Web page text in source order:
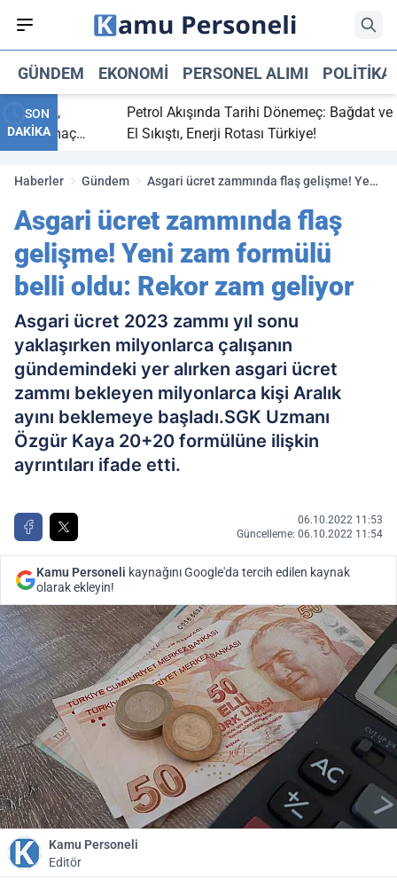
GÜNDEM EKONOMI PERSONEL ALIMI POLITIKA
SON
DAKİKA
bitti,
maç
Petrol Akışında Tarihi Dönemeç: Bağdat ve
El Sıkıştı, Enerji Rotası Türkiye!
Haberler Gündem
Asgari ücret zammında flaş gelişme! Yeni
Asgari ücret zammında flaş
gelişme! Yeni zam formülü
belli oldu: Rekor zam geliyor
Asgari ücret 2023 zammı yıl sonu
yaklaşırken milyonlarca çalışanın
gündemindeki yer alırken asgari ücret
zammı bekleyen milyonlarca kişi Aralık
ayını beklemeye başladı.SGK Uzmanı
Özgür Kaya 20+20 formülüne ilişkin
ayrıntıları ifade etti.
06.10.2022 11:53
Güncelleme: 06.10.2022 11:54
Kamu Personeli kaynağını Google'da tercih edilen kaynak
olarak ekleyin!
Kamu Personeli
Editör